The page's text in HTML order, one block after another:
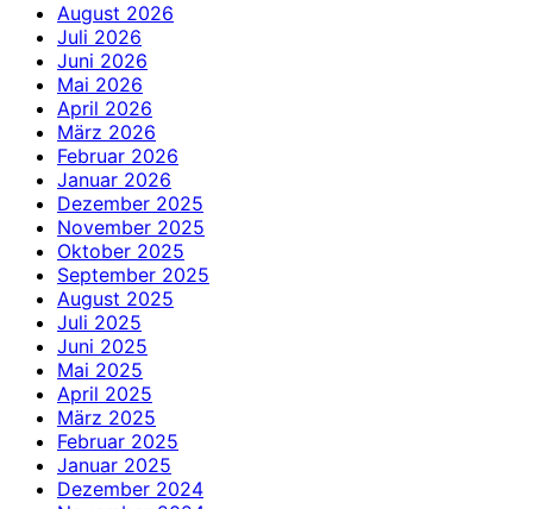
August 2026
Juli 2026
Juni 2026
Mai 2026
April 2026
März 2026
Februar 2026
Januar 2026
Dezember 2025
November 2025
Oktober 2025
September 2025
August 2025
Juli 2025
Juni 2025
Mai 2025
April 2025
März 2025
Februar 2025
Januar 2025
Dezember 2024